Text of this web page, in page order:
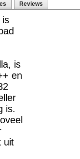
Reviews
is
is
en
is.
uit